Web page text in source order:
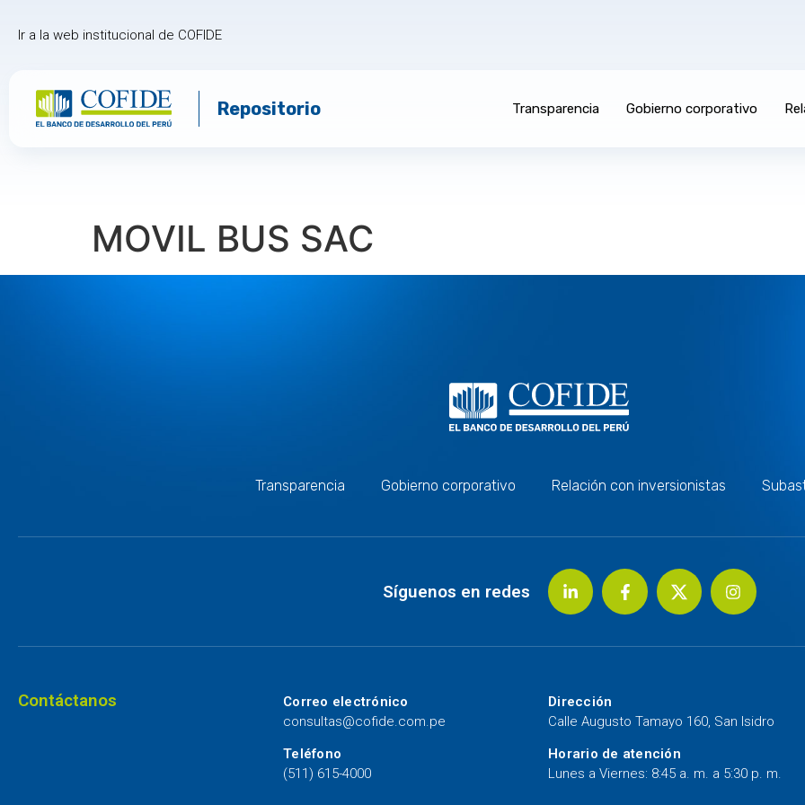
Ir a la web institucional de COFIDE
Repositorio Transparencia Gobierno corporativo
MOVIL BUS SAC
Transparencia Gobierno corporativo Relación con inversionistas
Síguenos en redes
Contáctanos
Correo electrónico
consultas@cofide.com.pe
Teléfono
(511) 615-4000
Dirección
Calle Augusto Tamayo 160, San Isidro
Horario de atención
Lunes a Viernes: 8:45 a. m. a 5:30 p. m.